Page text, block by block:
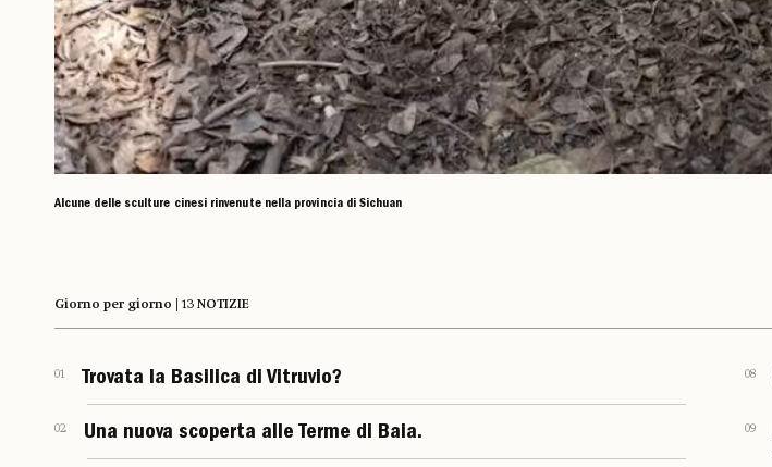
Alcune delle sculture cinesi rinvenute nella provincia di Sichuan
Giorno per giorno | 13 NOTIZIE
01 Trovata la Basilica di Vitruvio?
02 Una nuova scoperta alle Terme di Baia.
08
09